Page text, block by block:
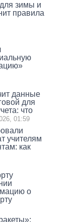
зимы и
правила
данные
для
что
01:59
учителям
как
о